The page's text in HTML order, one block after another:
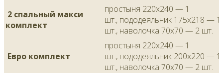
2 спальный макси
комплект
простыня 220х240 — 1
шт., пододеяльник 175х218 — 1
шт., наволочка 70х70 — 2 шт.
Евро комплект
простыня 220х240 — 1
шт., пододеяльник 200х220 — 1
шт., наволочка 70х70 — 2 шт.